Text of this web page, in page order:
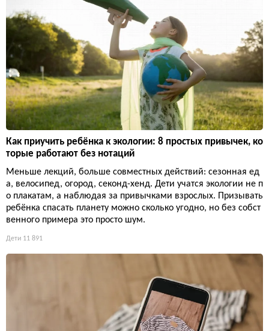
Как приучить ребёнка к экологии: 8 простых привычек, ко
торые работают без нотаций
Меньше лекций, больше совместных действий: сезонная ед
а, велосипед, огород, секонд-хенд. Дети учатся экологии не п
о плакатам, а наблюдая за привычками взрослых. Призывать
ребёнка спасать планету можно сколько угодно, но без собст
венного примера это просто шум.
Дети 11 891